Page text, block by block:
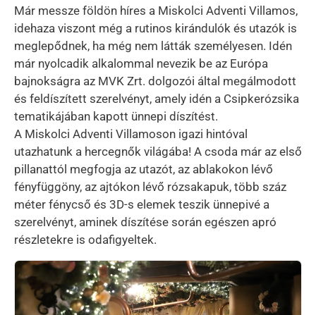
Már messze földön híres a Miskolci Adventi Villamos,
idehaza viszont még a rutinos kirándulók és utazók is
meglepődnek, ha még nem látták személyesen. Idén
már nyolcadik alkalommal nevezik be az Európa
bajnokságra az MVK Zrt. dolgozói által megálmodott
és feldíszített szerelvényt, amely idén a Csipkerózsika
tematikájában kapott ünnepi díszítést.
A Miskolci Adventi Villamoson igazi hintóval
utazhatunk a hercegnők világába! A csoda már az első
pillanattól megfogja az utazót, az ablakokon lévő
fényfüggöny, az ajtókon lévő rózsakapuk, több száz
méter fénycső és 3D-s elemek teszik ünnepivé a
szerelvényt, aminek díszítése során egészen apró
részletekre is odafigyeltek.
Kép